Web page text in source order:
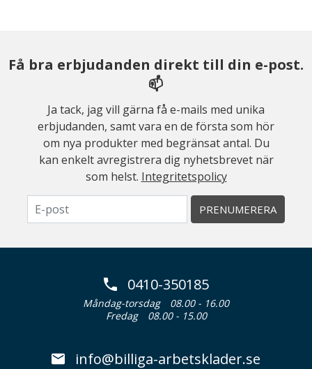
Få bra erbjudanden direkt till din e-post.
📫
Ja tack, jag vill gärna få e-mails med unika
erbjudanden, samt vara en de första som hör
om nya produkter med begränsat antal. Du
kan enkelt avregistrera dig nyhetsbrevet när
som helst. Integritetspolicy
PRENUMERERA
0410-350185
Måndag-torsdag
08.00 - 16.00
Fredag
08.00 - 15.00
info@billiga-arbetsklader.se